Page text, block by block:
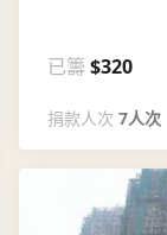
已籌 $320
捐款人次 7人次